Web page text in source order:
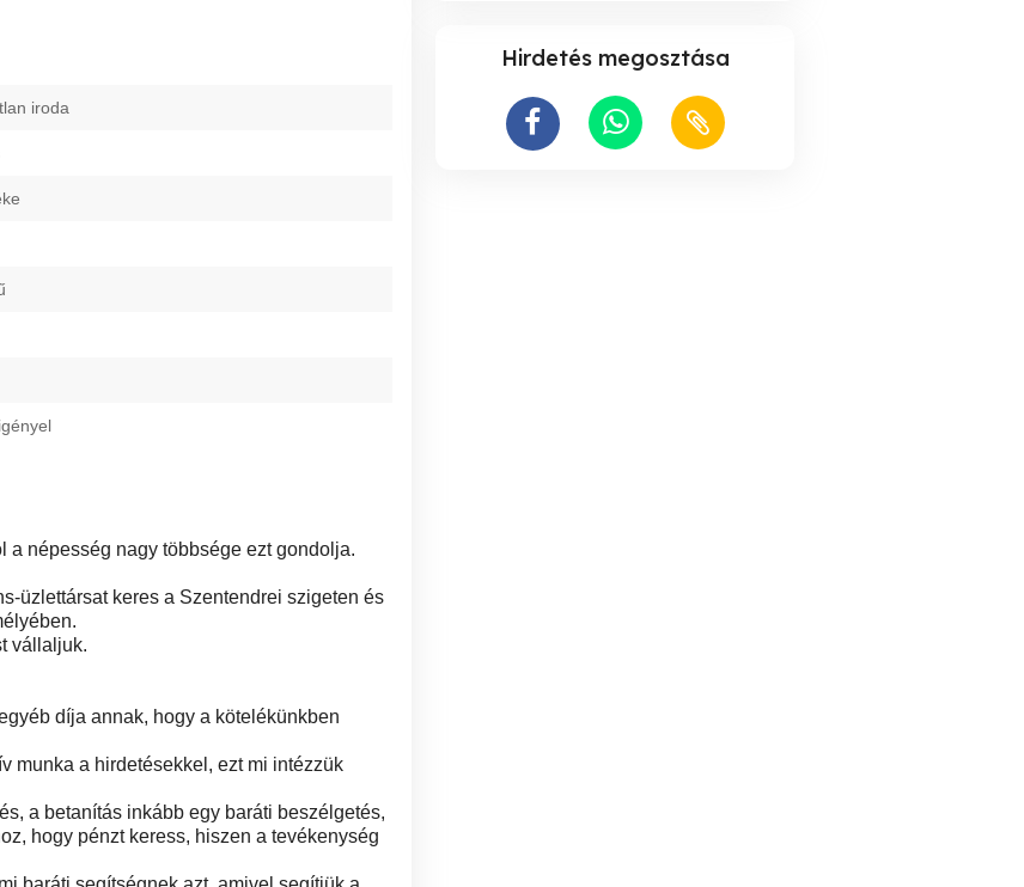
iroda
a népesség nagy többsége ezt gondolja.
üzlettársat keres a Szentendrei szigeten és
vállaljuk.
díja annak, hogy a kötelékünkben
munka a hirdetésekkel, ezt mi intézzük
a betanítás inkább egy baráti beszélgetés,
hogy pénzt keress, hiszen a tevékenység
Hirdetés megosztása